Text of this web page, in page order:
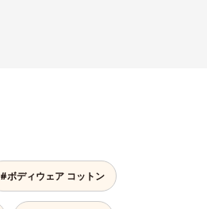
#ボディウェア コットン